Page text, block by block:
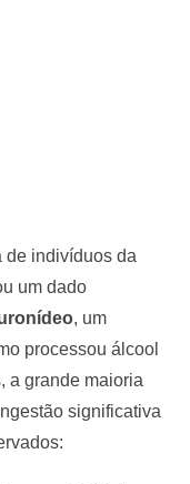
de indivíduos da
um dado
, um
processou álcool
a grande maioria
significativa